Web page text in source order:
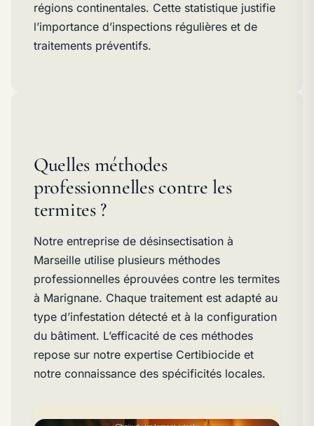
régions continentales. Cette statistique justifie
l’importance d’inspections régulières et de
traitements préventifs.
Quelles méthodes
professionnelles contre les
termites ?
Notre entreprise de désinsectisation à
Marseille utilise plusieurs méthodes
professionnelles éprouvées contre les termites
à Marignane. Chaque traitement est adapté au
type d’infestation détecté et à la configuration
du bâtiment. L’efficacité de ces méthodes
repose sur notre expertise Certibiocide et
notre connaissance des spécificités locales.